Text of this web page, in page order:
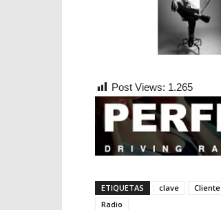
Post Views: 1.265
ETIQUETAS clave
Radio